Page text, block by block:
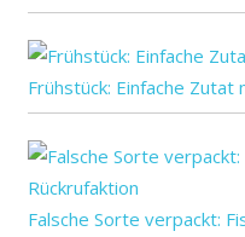
Frühstück: Einfache
Falsche Sorte verpackt: